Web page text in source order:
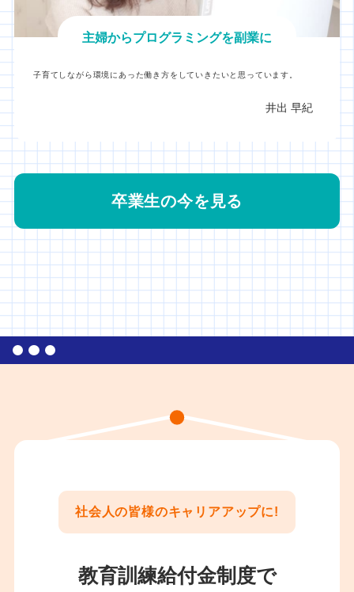
主婦からプログラミングを副業に
子育てしながら環境にあった働き方をしていきたいと思っています。
井出 早紀
卒業生の今を見る
社会人の皆様のキャリアアップに!
教育訓練給付金制度で